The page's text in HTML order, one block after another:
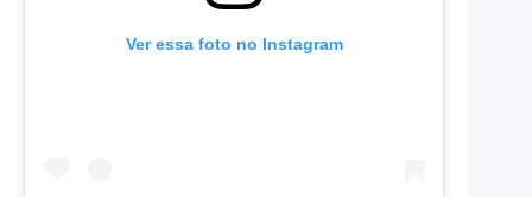
Ver essa foto no Instagram